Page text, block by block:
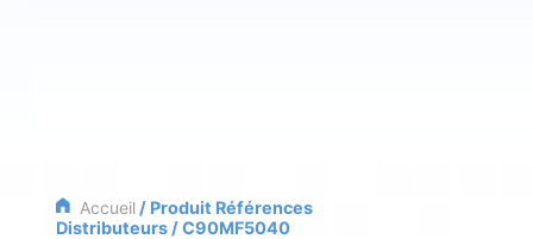
Accueil/ Produit Références
Distributeurs / C90MF5040